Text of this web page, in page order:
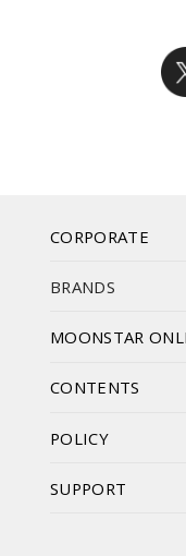
CORPORATE
BRANDS
MOONSTAR
CONTENTS
POLICY
SUPPORT